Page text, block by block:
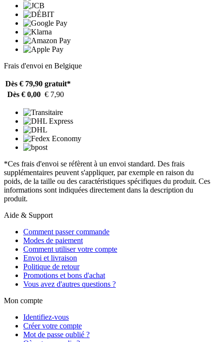
Frais d'envoi en Belgique
Dès € 79,90 gratuit*
Dès € 0,00 € 7,90
*Ces frais d'envoi se réfèrent à un envoi standard. Des frais
supplémentaires peuvent s'appliquer, par exemple en raison du
poids, de la taille ou des caractéristiques spécifiques du produit. Ces
informations sont indiquées directement dans la description du
produit.
Aide & Support
Comment passer commande
Modes de paiement
Comment utiliser votre compte
Envoi et livraison
Politique de retour
Promotions et bons d'achat
Vous avez d'autres questions ?
Mon compte
Identifiez-vous
Créer votre compte
Mot de passe oublié ?